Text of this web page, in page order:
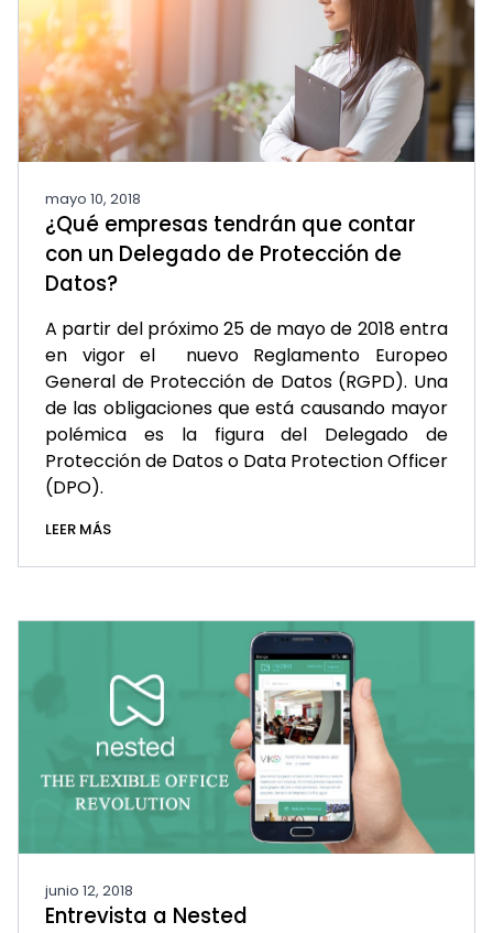
mayo 10, 2018
¿Qué empresas tendrán que contar
con un Delegado de Protección de
Datos?
A partir del próximo 25 de mayo de 2018 entra
en vigor el nuevo Reglamento Europeo
General de Protección de Datos (RGPD). Una
de las obligaciones que está causando mayor
polémica es la figura del Delegado de
Protección de Datos o Data Protection Officer
(DPO).
LEER MÁS
junio 12, 2018
Entrevista a Nested